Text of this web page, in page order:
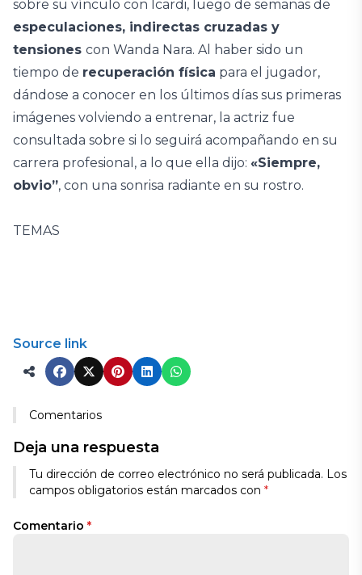
sobre su vínculo con Icardi, luego de semanas de
especulaciones, indirectas cruzadas y
tensiones con Wanda Nara. Al haber sido un
tiempo de recuperación física para el jugador,
dándose a conocer en los últimos días sus primeras
imágenes volviendo a entrenar, la actriz fue
consultada sobre si lo seguirá acompañando en su
carrera profesional, a lo que ella dijo: «Siempre,
obvio”, con una sonrisa radiante en su rostro.
TEMAS
Source link
Comentarios
Deja una respuesta
Tu dirección de correo electrónico no será publicada. Los
campos obligatorios están marcados con *
Comentario *